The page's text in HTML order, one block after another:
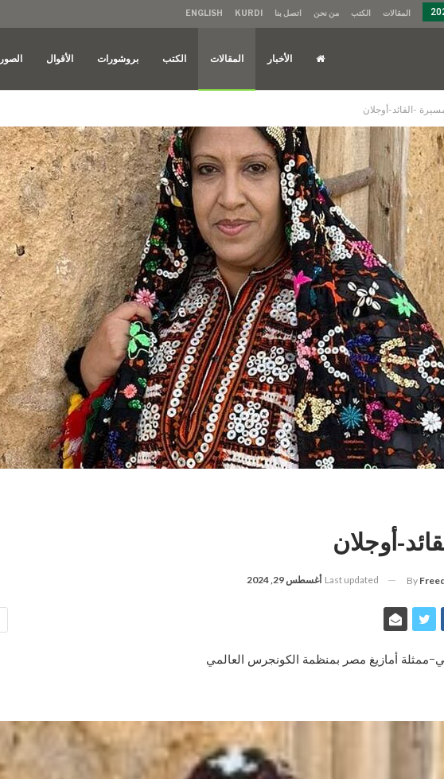
المقالات الكتب من نحن اتصل بنا KURDI
ENGLISH
الأخبار المقالات الكتب بروشورات الأقوال الصور
-القائد-أوجلان
أوجلان
By
Last updated أغسطس 29, 2024
ممثلة أمازيغ مصر بمنظمة الكونجرس العالمي